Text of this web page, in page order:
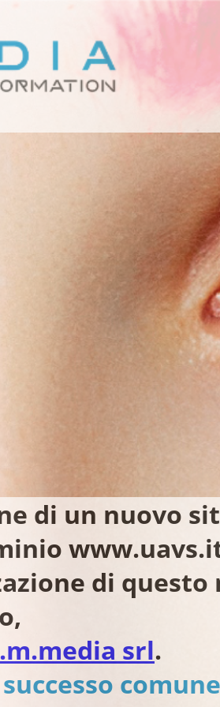
di un nuovo
di questo
srl.